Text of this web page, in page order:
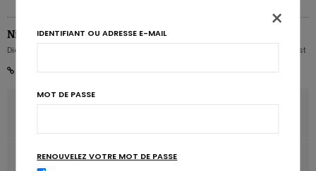
Nicolas Rousseau
Diététicien nutritionniste Karott' - Partner, Digital Expert & Nutrition Strategist
ARTICLE PRÉCÉDENT
ARTICLE SUIVANT
×
IDENTIFIANT OU ADRESSE E-MAIL
MOT DE PASSE
RENOUVELEZ VOTRE MOT DE PASSE